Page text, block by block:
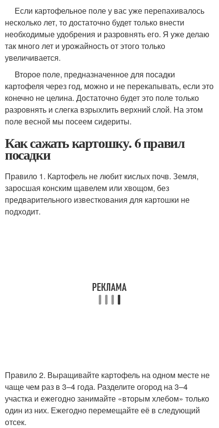
Если картофельное поле у вас уже перепахивалось
несколько лет, то достаточно будет только внести
необходимые удобрения и разровнять его. Я уже делаю
так много лет и урожайность от этого только
увеличивается.
Второе поле, предназначенное для посадки
картофеля через год, можно и не перекапывать, если это
конечно не целина. Достаточно будет это поле только
разровнять и слегка взрыхлить верхний слой. На этом
поле весной мы посеем сидериты.
Как сажать картошку. 6 правил
посадки
Правило 1. Картофель не любит кислых почв. Земля,
заросшая конским щавелем или хвощом, без
предварительного известкования для картошки не
подходит.
Правило 2. Выращивайте картофель на одном месте не
чаще чем раз в 3–4 года. Разделите огород на 3–4
участка и ежегодно занимайте «вторым хлебом» только
один из них. Ежегодно перемещайте её в следующий
отсек.